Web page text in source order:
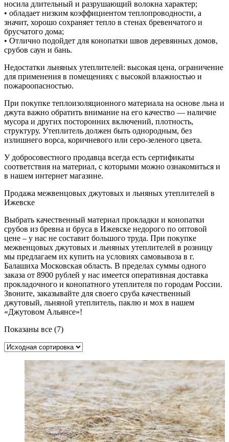
носила длительный и разрушающий волокна характер;
• обладает низким коэффициентом теплопроводности, а
значит, хорошо сохраняет тепло в стенах бревенчатого и
брусчатого дома;
• Отлично подойдет для конопатки швов деревянных домов,
срубов саун и бань.
Недостатки льняных утеплителей: высокая цена, ограничение
для применения в помещениях с высокой влажностью и
пожароопасностью.
При покупке теплоизоляционного материала на основе льна и
джута важно обратить внимание на его качество — наличие
мусора и других посторонних включений, плотность,
структуру. Утеплитель должен быть однородным, без
излишнего ворса, коричневого или серо-зеленого цвета.
У добросовестного продавца всегда есть сертификаты
соответствия на материал, с которыми можно ознакомиться и
в нашем интернет магазине.
Продажа межвенцовых джутовых и льняных утеплителей в
Ижевске
Выбрать качественный материал прокладки и конопатки
срубов из бревна и бруса в Ижевске недорого по оптовой
цене – у нас не составит большого труда. При покупке
межвенцовых джутовых и льняных утеплителей в розницу
мы предлагаем их купить на условиях самовывоза в г.
Балашиха Московская область. В пределах суммы одного
заказа от 8900 рублей у нас имеется оперативная доставка
прокладочного и конопатного утеплителя по городам России.
Звоните, заказывайте для своего сруба качественный
джутовый, льняной утеплитель, паклю и мох в нашем
«Джутовом Альянсе»!
Показаны все (7)